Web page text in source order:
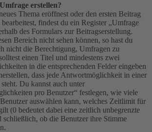
erstellen?
Thema eröffnest oder den ersten Beitrag
bearbeitest, findest du ein Register „Umfrage
des Formulars zur Beitragserstellung.
Bereich nicht sehen können, so hast du
nicht die Berechtigung, Umfragen zu
einen Titel und mindestens zwei
in die entsprechenden Felder eingeben
dass jede Antwortmöglichkeit in einer
Du kannst auch unter
pro Benutzer“ festlegen, wie viele
auswählen kann, welches Zeitlimit für
(0 bedeutet dabei eine zeitlich unbegrenzte
schließlich, ob die Benutzer ihre Stimme